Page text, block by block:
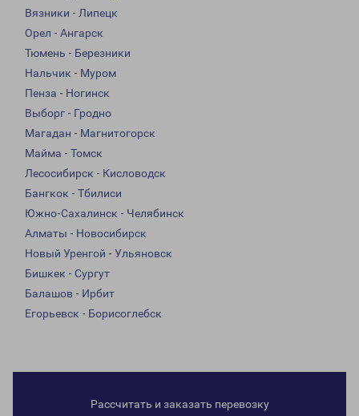
Вязники - Липецк
Орел - Ангарск
Тюмень - Березники
Нальчик - Муром
Пенза - Ногинск
Выборг - Гродно
Магадан - Магнитогорск
Майма - Томск
Лесосибирск - Кисловодск
Бангкок - Тбилиси
Южно-Сахалинск - Челябинск
Алматы - Новосибирск
Новый Уренгой - Ульяновск
Бишкек - Сургут
Балашов - Ирбит
Егорьевск - Борисоглебск
Рассчитать и заказать перевозку